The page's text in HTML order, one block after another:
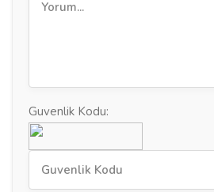
Guvenlik Kodu: